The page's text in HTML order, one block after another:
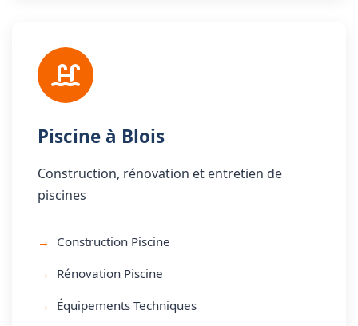
Piscine à Blois
Construction, rénovation et entretien de
piscines
Construction Piscine
Rénovation Piscine
Équipements Techniques